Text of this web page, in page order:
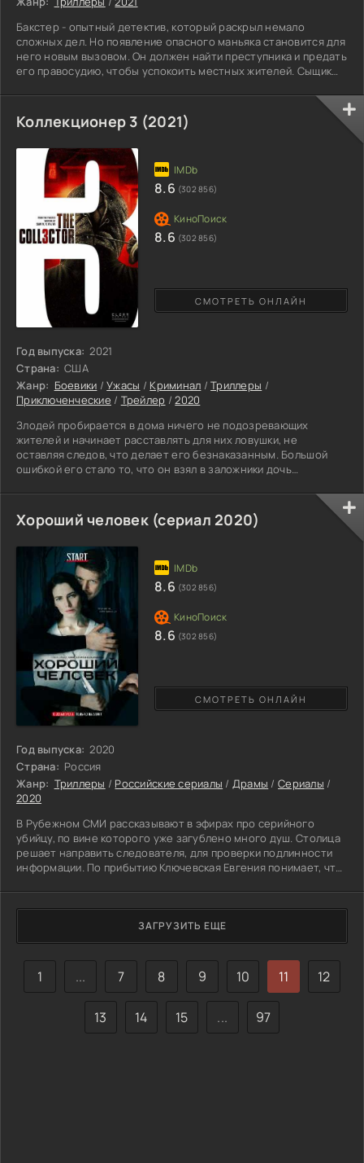
Бакстер - опытный детектив, который раскрыл немало
сложных дел. Но появление опасного маньяка становится для
него новым вызовом. Он должен найти преступника и предать
его правосудию, чтобы успокоить местных жителей. Сыщик
расследованием в одиночку и привлекает к делу помощника
шерифа Дика. Вместе им предстоит распутать этот клубок.
Дик по праву считается лучшим сотрудником полицейского
значение
Коллекционер 3 (2021)
Год выпуска: 2021
Страна: США
Жанр: Боевики /Ужасы / Криминал /Триллеры /
Приключенческие / Трейлер /2020
Злодей пробирается в дома ничего не подозревающих
жителей и начинает расставлять для них ловушки, не
оставляя следов, что делает его безнаказанным. Большой
ошибкой его стало то, что он взял в заложники дочь
пропавшей девушки, которые не станут церемониться в
выборе методов для осуществления планов. В результате
стычки в живых остались лишь коллекционер и мужчина, что
в очередной раз
СМОТРЕТЬ ОНЛАЙН
8.6 (302 856)
8.6 (302 856)
Хороший человек (сериал 2020)
Год выпуска: 2020
Страна: Россия
Жанр: Триллеры / Российские сериалы / Драмы /Сериалы /
2020
В Рубежном СМИ рассказывают в эфирах про серийного
убийцу, по вине которого уже загублено много душ. Столица
решает направить следователя, для проверки подлинности
информации. По прибытию Ключевская Евгения понимает, что
знает подноготную ближнего, что дает определенные
преимущество. Коллеги так же относятся к женщине с
опаской. Тут все привыкли жить по своим правилам, с
которыми Женя не знакома. Это означает, что устоявшийся
СМОТРЕТЬ ОНЛАЙН
8.6 (302 856)
8.6 (302 856)
ЗАГРУЗИТЬ ЕЩЕ
1 ... 7 8 9 10 11 12
13 14 15 ... 97